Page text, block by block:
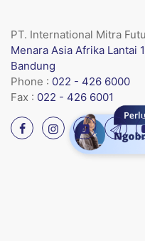
PT. International Mitra
Menara Asia Afrika Lantai
Bandung
Phone : 022 - 426 6000
Fax : 022 - 426 6001